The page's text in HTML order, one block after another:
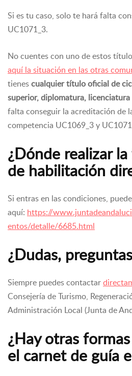
Si es tu caso, solo te hará falta
UC1071_3.
No cuentes con uno de estos
aquí la situación en las otras
tienescualquier título oficial de
superior, diplomatura, licenciatura
falta conseguir la acreditación de
competencia UC1069_3 y
¿Dónde realizar
de habilitación
Si entras en las condiciones,
aquí: https://
entos/detalle/6685.html
¿Dudas,
Siempre puedes contactar
Consejería de Turismo,
Administración Local (Junta de
¿Hay otras
el carnet de guía